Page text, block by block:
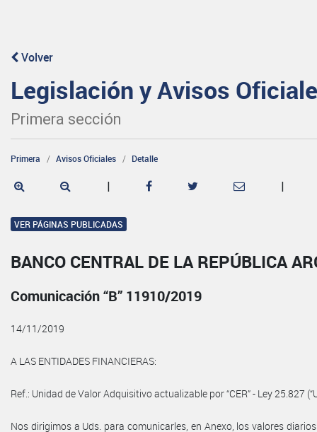
Volver
Legislación y Avisos
Primera sección
Primera Avisos Oficiales Detalle
| |
VER PÁGINAS PUBLICADAS
BANCO CENTRAL DE LA REPÚBLICA
Comunicación “B” 11910/2019
14/11/2019
A LAS ENTIDADES FINANCIERAS:
Ref.: Unidad de Valor Adquisitivo actualizable por “CER” - Ley 25.827
Nos dirigimos a Uds. para comunicarles, en Anexo, los valores